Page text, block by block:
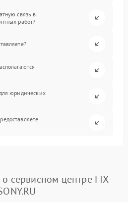
связь в
работ?
юридических
сервисном центре FIX-